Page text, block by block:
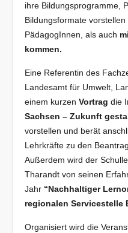
ihre Bildungsprogramme,
Bildungsformate
PädagogInnen, als auch
kommen.
Eine Referentin des
Landesamt für Umwelt,
einem kurzenVortrag die
Sachsen – Zukunft
vorstellen und berät
Lehrkräfte zu den
Außerdem wird der
Tharandt von seinen
Jahr “Nachhaltiger
regionalen Servicestelle
Organisiert wird die